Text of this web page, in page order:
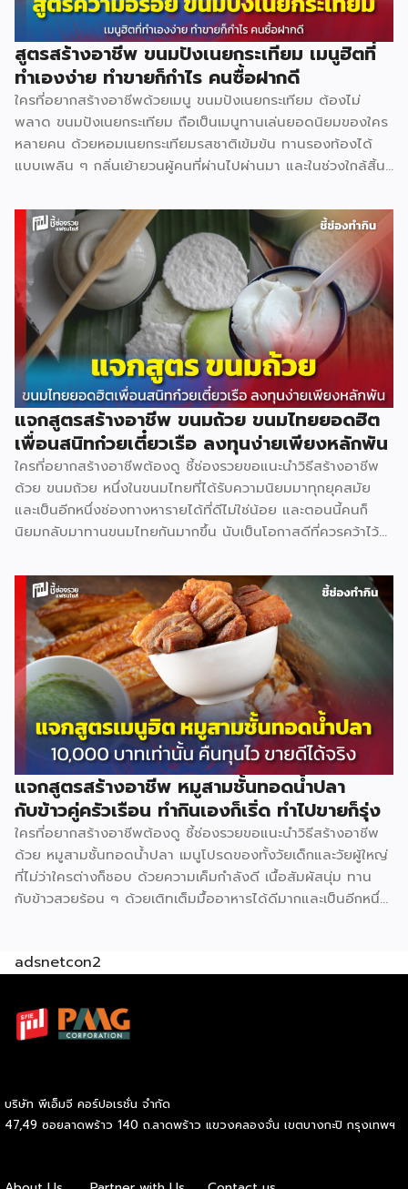
สูตรสร้างอาชีพ ขนมปังเนยกระเทียม เมนูฮิตที่
ทำเองง่าย ทำขายก็กำไร คนซื้อฝากดี
ใครที่อยากสร้างอาชีพด้วยเมนู ขนมปังเนยกระเทียม ต้องไม่
พลาด ขนมปังเนยกระเทียม ถือเป็นเมนูทานเล่นยอดนิยมของใคร
หลายคน ด้วยหอมเนยกระเทียมรสชาติเข้มข้น ทานรองท้องได้
แบบเพลิน ๆ กลิ่นเย้ายวนผู้คนที่ผ่านไปผ่านมา และในช่วงใกล้สิ้น
หลัก ขนมปังแซนด์วิช 480 ก. 40 บาท น้ำตาลทราย 3 กก. 69
บาท พริกไทยป่น 60 ก. 75 บาท กระเทียมจีน 1 กก. 75 บาท เนย
สดเค็ม 500 ก. 105 บาท อุปกรณ์ที่จำเป็น มีดหั่นขนมปัง 150
บาท ถาดอบเล็ก 60 บาท เตาอบเล็ก 1,200 บาท ถุงหูหิ้ว 1.5
กก. 125 บาท ถุงคุกกี้ 500 ก. […]
แจกสูตรสร้างอาชีพ ขนมถ้วย ขนมไทยยอดฮิต
เพื่อนสนิทก๋วยเตี๋ยวเรือ ลงทุนง่ายเพียงหลักพัน
ใครที่อยากสร้างอาชีพต้องดู ชี้ช่องรวยขอแนะนำวิธีสร้างอาชีพ
ด้วย ขนมถ้วย หนึ่งในขนมไทยที่ได้รับความนิยมมาทุกยุคสมัย
และเป็นอีกหนึ่งช่องทางหารายได้ที่ดีไม่ใช่น้อย และตอนนี้คนก็
นิยมกลับมาทานขนมไทยกันมากขึ้น นับเป็นโอกาสดีที่ควรคว้าไว้
เท่าไร ใช้อุปกรณ์อะไรบ้าง (มีแจกสูตร) วัตถุดิบหลัก แป้งข้าวเจ้า
2 กก. 64 บาท แป้งมัน 1 กก. 40 บาท แป้งท้าวยายม่อม 480 ก.
28 บาท กะทิ 2 กก. 135 บาท หัวกะทิ 1,000 มล. 82 บาท น้ำตาล
ปี๊บ 1 กก. 45 บาท ใบเตย 5 กำ 100 บาท สีผสมอาหารสีเขียว 19
บาท เกลือ 7 บาท […]
แจกสูตรสร้างอาชีพ หมูสามชั้นทอดน้ำปลา
กับข้าวคู่ครัวเรือน ทำกินเองก็เริ่ด ทำไปขายก็รุ่ง
ใครที่อยากสร้างอาชีพต้องดู ชี้ช่องรวยขอแนะนำวิธีสร้างอาชีพ
ด้วย หมูสามชั้นทอดน้ำปลา เมนูโปรดของทั้งวัยเด็กและวัยผู้ใหญ่
ที่ไม่ว่าใครต่างก็ชอบ ด้วยความเค็มกำลังดี เนื้อสัมผัสนุ่ม ทาน
กับข้าวสวยร้อน ๆ ด้วยเติทเต็มมื้ออาหารได้ดีมากและเป็นอีกหนึ่ง
วัตถุดิบหลัก หมูสามชั้น 2 กก. 340 บาท น้ำปลา 1.5 ลิตร 57
บาท มะนาว 10 ลูก 26 บาท ข้าวคั่ว 70 ก. 45 บาท พริกป่น 100
ก. 22 บาท หอมแดง 500 ก. 45 […]
adsnetcon2
บริษัท พีเอ็มจี คอร์ปอเรชั่น จำกัด
47,49 ซอยลาดพร้าว 140 ถ.ลาดพร้าว แขวงคลองจั่น เขตบางกะปิ กรุงเทพฯ